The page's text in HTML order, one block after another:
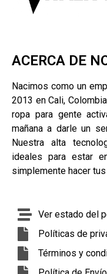
ACERCA DE
Nacimos como un
2013 en Cali,
ropa para gente
mañana a darle un
Nuestra alta
ideales para estar
simplemente hacer
Ver estado del
Políticas de
Términos y